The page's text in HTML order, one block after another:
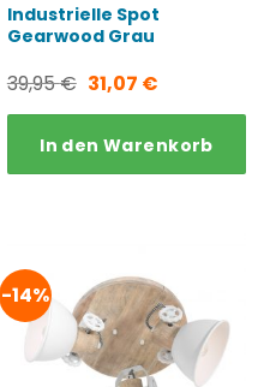
Industrielle Spot
Gearwood Grau
39,95€ Ursprünglicher
Preis
war:
31,07 €Aktueller
Preis
ist:
In den Warenkorb
-14%